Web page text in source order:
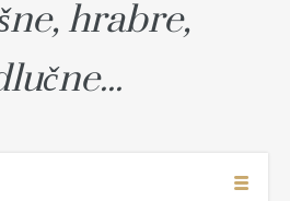
hrabre,